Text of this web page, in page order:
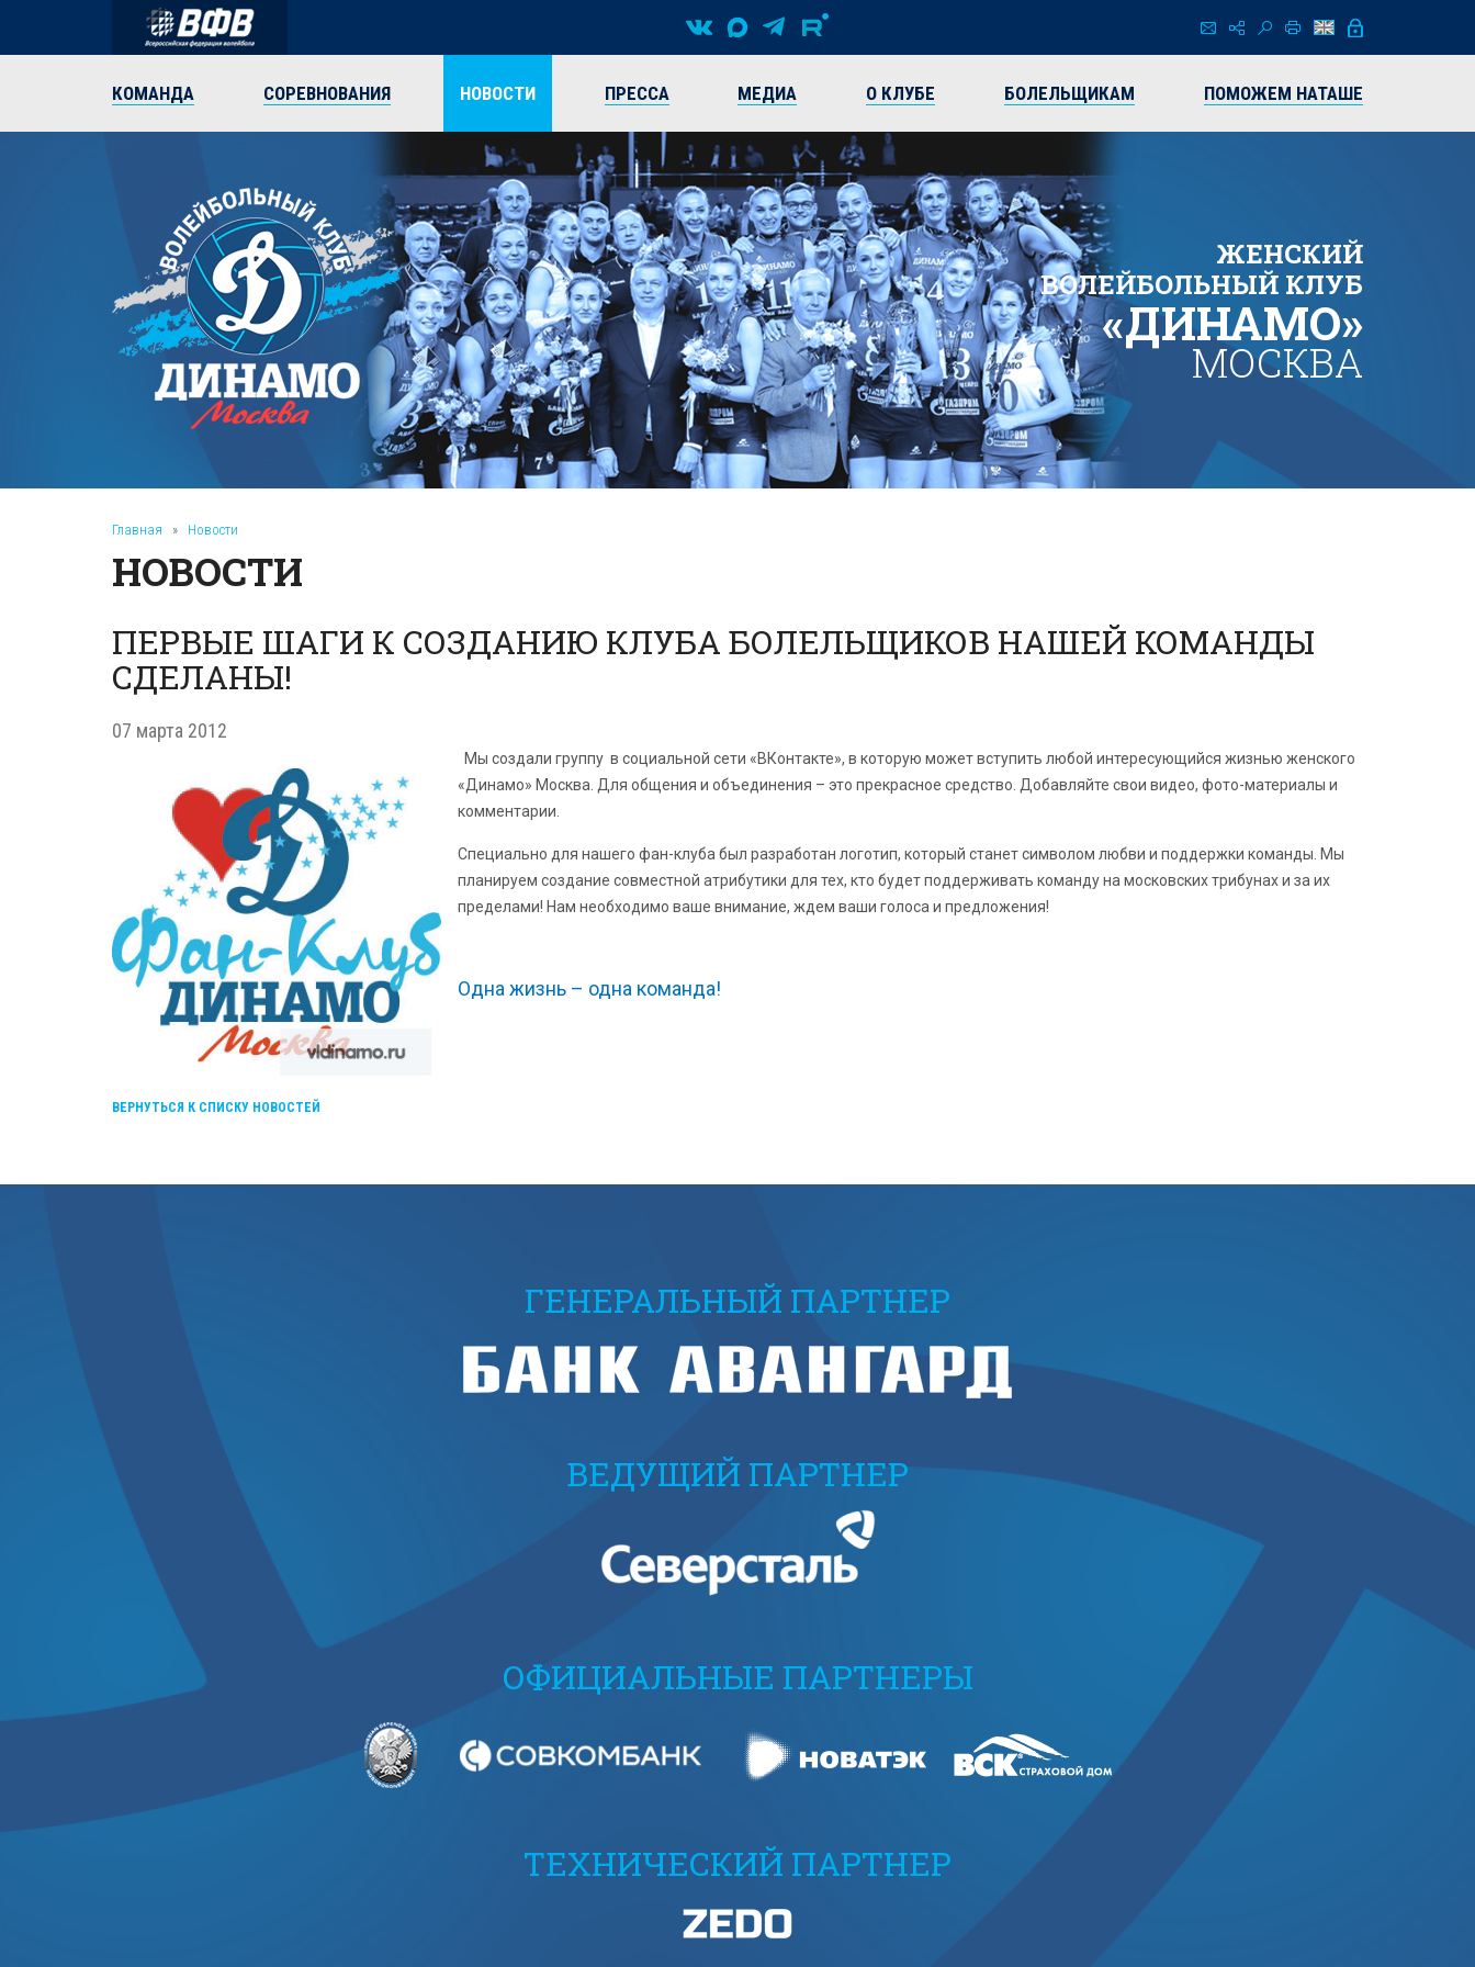
КОМАНДА СОРЕВНОВАНИЯ НОВОСТИ ПРЕССА МЕДИА О КЛУБЕ БОЛЕЛЬЩИКАМ ПОМОЖЕМ НАТАШЕ
ЖЕНСКИЙ
ВОЛЕЙБОЛЬНЫЙ КЛУБ
«ДИНАМО»
МОСКВА
Главная » Новости
НОВОСТИ
ПЕРВЫЕ ШАГИ К СОЗДАНИЮ КЛУБА БОЛЕЛЬЩИКОВ НАШЕЙ КОМАНДЫ
СДЕЛАНЫ!
07 марта 2012
Мы создали группу в социальной сети «ВКонтакте», в которую может вступить любой интересующийся жизнью женского
«Динамо» Москва. Для общения и объединения – это прекрасное средство. Добавляйте свои видео, фото-материалы и
комментарии.
Специально для нашего фан-клуба был разработан логотип, который станет символом любви и поддержки команды. Мы
планируем создание совместной атрибутики для тех, кто будет поддерживать команду на московских трибунах и за их
пределами! Нам необходимо ваше внимание, ждем ваши голоса и предложения!
Одна жизнь – одна команда!
ВЕРНУТЬСЯ К СПИСКУ НОВОСТЕЙ
ГЕНЕРАЛЬНЫЙ ПАРТНЕР
ВЕДУЩИЙ ПАРТНЕР
ОФИЦИАЛЬНЫЕ ПАРТНЕРЫ
ТЕХНИЧЕСКИЙ ПАРТНЕР